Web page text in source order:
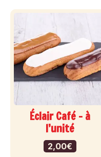
Éclair Café – à
l’unité
2,00€